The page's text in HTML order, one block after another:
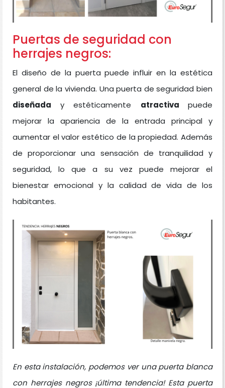
Puertas de seguridad con
herrajes negros:
El diseño de la puerta puede influir en la estética
general de la vivienda. Una puerta de seguridad bien
diseñada y estéticamente atractiva puede
mejorar la apariencia de la entrada principal y
aumentar el valor estético de la propiedad. Además
de proporcionar una sensación de tranquilidad y
seguridad, lo que a su vez puede mejorar el
bienestar emocional y la calidad de vida de los
habitantes.
En esta instalación, podemos ver una puerta blanca
con herrajes negros ¡última tendencia! Esta puerta